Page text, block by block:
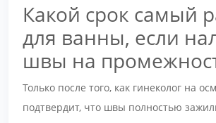
Какой срок самый
для ванны, если
швы на
Только после того, как гинеколог на
подтвердит, что швы полностью